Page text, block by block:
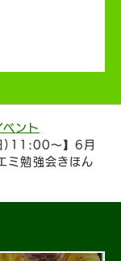
ベント
)11:00〜】6月
ミ勉強会きほん